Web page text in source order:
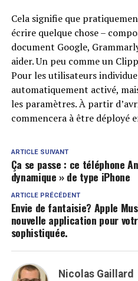
Cela signifie que
écrire quelque chose –
document Google,
aider. Un peu comme un
Pour les utilisateurs
automatiquement activé,
les paramètres. À partir
commencera à être déployé
ARTICLE SUIVANT
Ça se passe : ce téléphone
dynamique » de type iPhone
ARTICLE PRÉCÉDENT
Envie de fantaisie? Apple
nouvelle application pour
sophistiquée.
Nicolas Gaillard